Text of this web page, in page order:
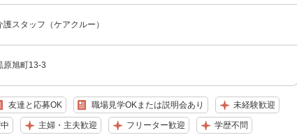
スタッフ（ケアクルー）
原旭町13-3
友達と応募OK 職場見学OKまたは説明会あり 未経験歓迎
主婦・主夫歓迎 フリーター歓迎 学歴不問